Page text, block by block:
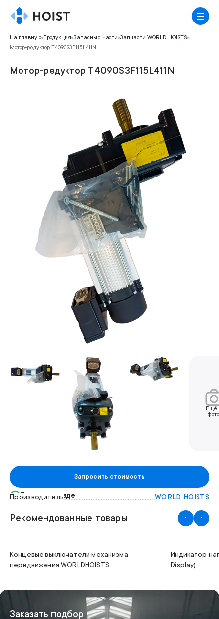
На главную Продукция Запасные части Запчасти WORLD HOISTS
Мотор-редуктор T4090S3F115L411N
Мотор-редуктор T4090S3F115L411N
Ещё
фото
Запросить стоимость
Есть на складе
Производитель WORLD HOISTS
Рекомендованные товары
Концевые выключатели механизма
передвижения WORLDHOISTS
Индикатор
Display)
Заказать подбор